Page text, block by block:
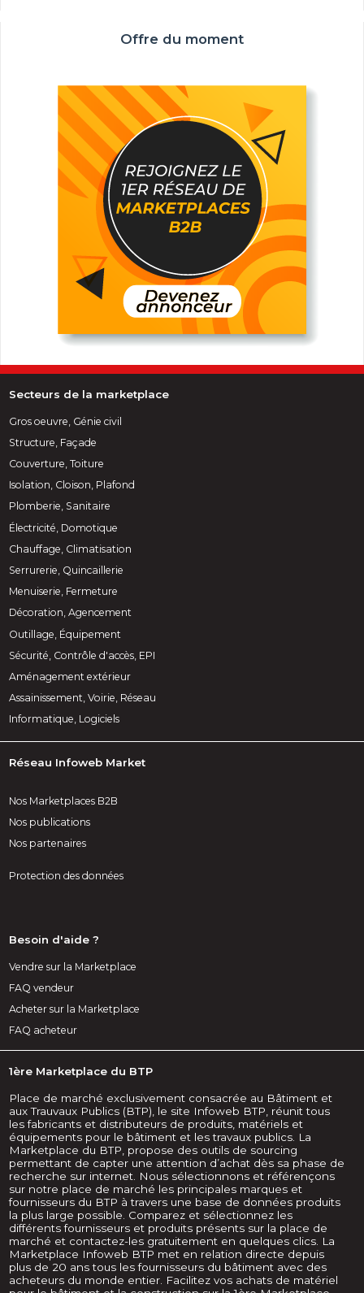
Offre du moment
Secteurs de la marketplace
Gros oeuvre, Génie civil
Structure, Façade
Couverture, Toiture
Isolation, Cloison, Plafond
Plomberie, Sanitaire
Électricité, Domotique
Chauffage, Climatisation
Serrurerie, Quincaillerie
Menuiserie, Fermeture
Décoration, Agencement
Outillage, Équipement
Sécurité, Contrôle d'accès, EPI
Aménagement extérieur
Assainissement, Voirie, Réseau
Informatique, Logiciels
Réseau Infoweb Market
Nos Marketplaces B2B
Nos publications
Nos partenaires
Protection des données
Besoin d'aide ?
Vendre sur la Marketplace
FAQ vendeur
Acheter sur la Marketplace
FAQ acheteur
1ère Marketplace du BTP
Place de marché exclusivement consacrée au Bâtiment et
aux Trauvaux Publics (BTP), le site Infoweb BTP, réunit tous
les fabricants et distributeurs de produits, matériels et
équipements pour le bâtiment et les travaux publics. La
Marketplace du BTP, propose des outils de sourcing
permettant de capter une attention d’achat dès sa phase de
recherche sur internet. Nous sélectionnons et référençons
sur notre place de marché les principales marques et
fournisseurs du BTP à travers une base de données produits
la plus large possible. Comparez et sélectionnez les
différents fournisseurs et produits présents sur la place de
marché et contactez-les gratuitement en quelques clics. La
Marketplace Infoweb BTP met en relation directe depuis
plus de 20 ans tous les fournisseurs du bâtiment avec des
acheteurs du monde entier. Facilitez vos achats de matériel